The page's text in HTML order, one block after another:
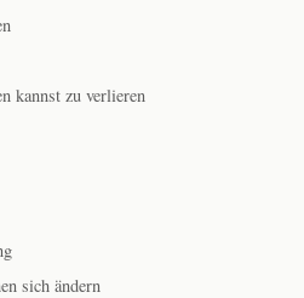
kannst zu verlieren
sich ändern